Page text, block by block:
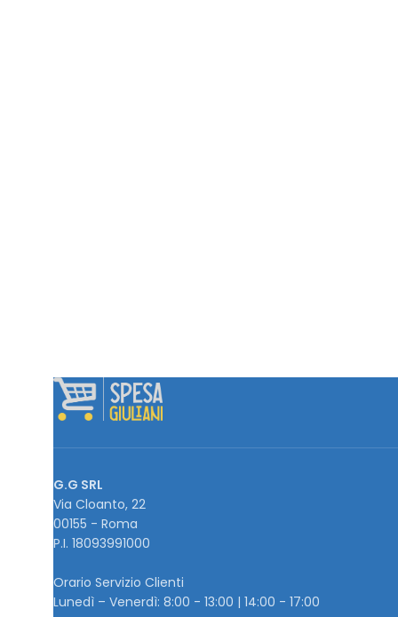
G.G SRL
Via Cloanto, 22
00155 - Roma
P.I. ‭18093991000
Orario Servizio Clienti
Lunedì – Venerdì: 8:00 - 13:00 | 14:00 - 17:00